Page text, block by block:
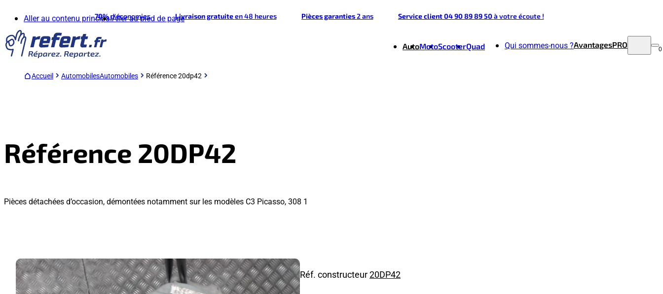
Aller au contenu principalAller au pied de page
70%d'économies Livraison gratuiteen 48 heures Pièces garanties2 ans Service client 04 90 89 89 50à votre écoute !
AutoMotoScooterQuad Qui sommes-nous ?AvantagesPRO 0
Accueil AutomobilesAutomobiles Référence 20dp42
Référence 20DP42
Pièces détachées d’occasion, démontées notamment sur les modèles C3 Picasso, 308 1
Réf. constructeur20DP42